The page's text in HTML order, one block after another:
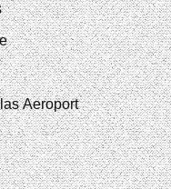
Aeroport